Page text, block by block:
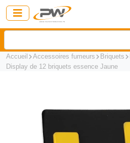
Accueil Accessoires fumeurs Briquets
Display de 12 briquets essence Jaune